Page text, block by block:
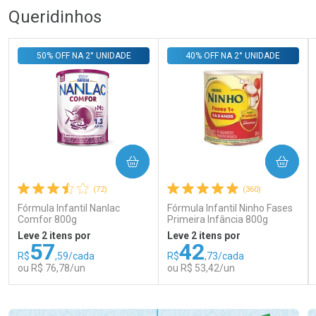
Queridinhos
(72)
Fórmula Infantil Nanlac
Comfor 800g
50% OFF NA 2° UNIDADE
Leve 2 itens por
R$57,59/cada
ou R$ 76,78/un
COMPRAR
(360)
Fórmula Infantil Ninho Fases
Primeira Infância 800g
40% OFF NA 2° UNIDADE
Leve 2 itens por
R$42,73/cada
ou R$ 53,42/un
COMPRAR